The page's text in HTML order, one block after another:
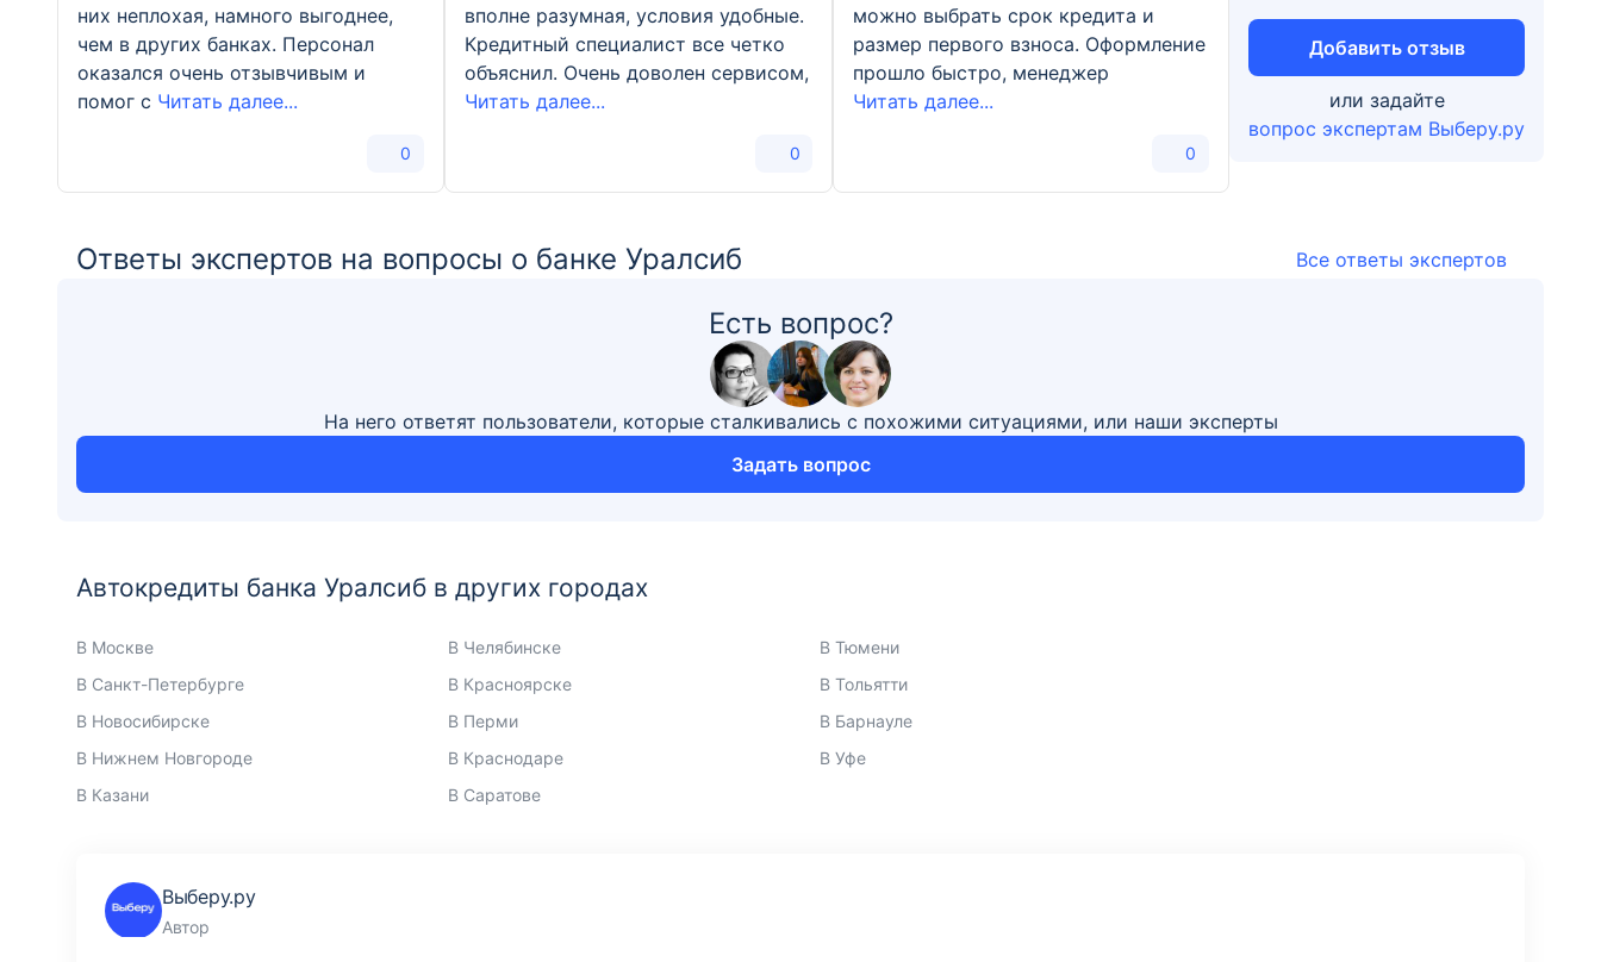
них неплохая, намного выгоднее,
чем в других банках. Персонал
оказался очень отзывчивым и
помог с Читать далее...
0
вполне разумная, условия удобные.
Кредитный специалист все четко
объяснил. Очень доволен сервисом,
Читать далее...
0
можно выбрать срок кредита и
размер первого взноса. Оформление
прошло быстро, менеджер
Читать далее...
0
Добавить отзыв
или задайте
вопрос экспертам Выберу.ру
Ответы экспертов на вопросы о банке Уралсиб Все ответы экспертов
Есть вопрос?
На него ответят пользователи, которые сталкивались с похожими ситуациями, или наши эксперты
Задать вопрос
Автокредиты банка Уралсиб в других городах
В Москве
В Санкт-Петербурге
В Новосибирске
В Нижнем Новгороде
В Казани
В Челябинске
В Красноярске
В Перми
В Краснодаре
В Саратове
В Тюмени
В Тольятти
В Барнауле
В Уфе
Выберу.ру
Автор